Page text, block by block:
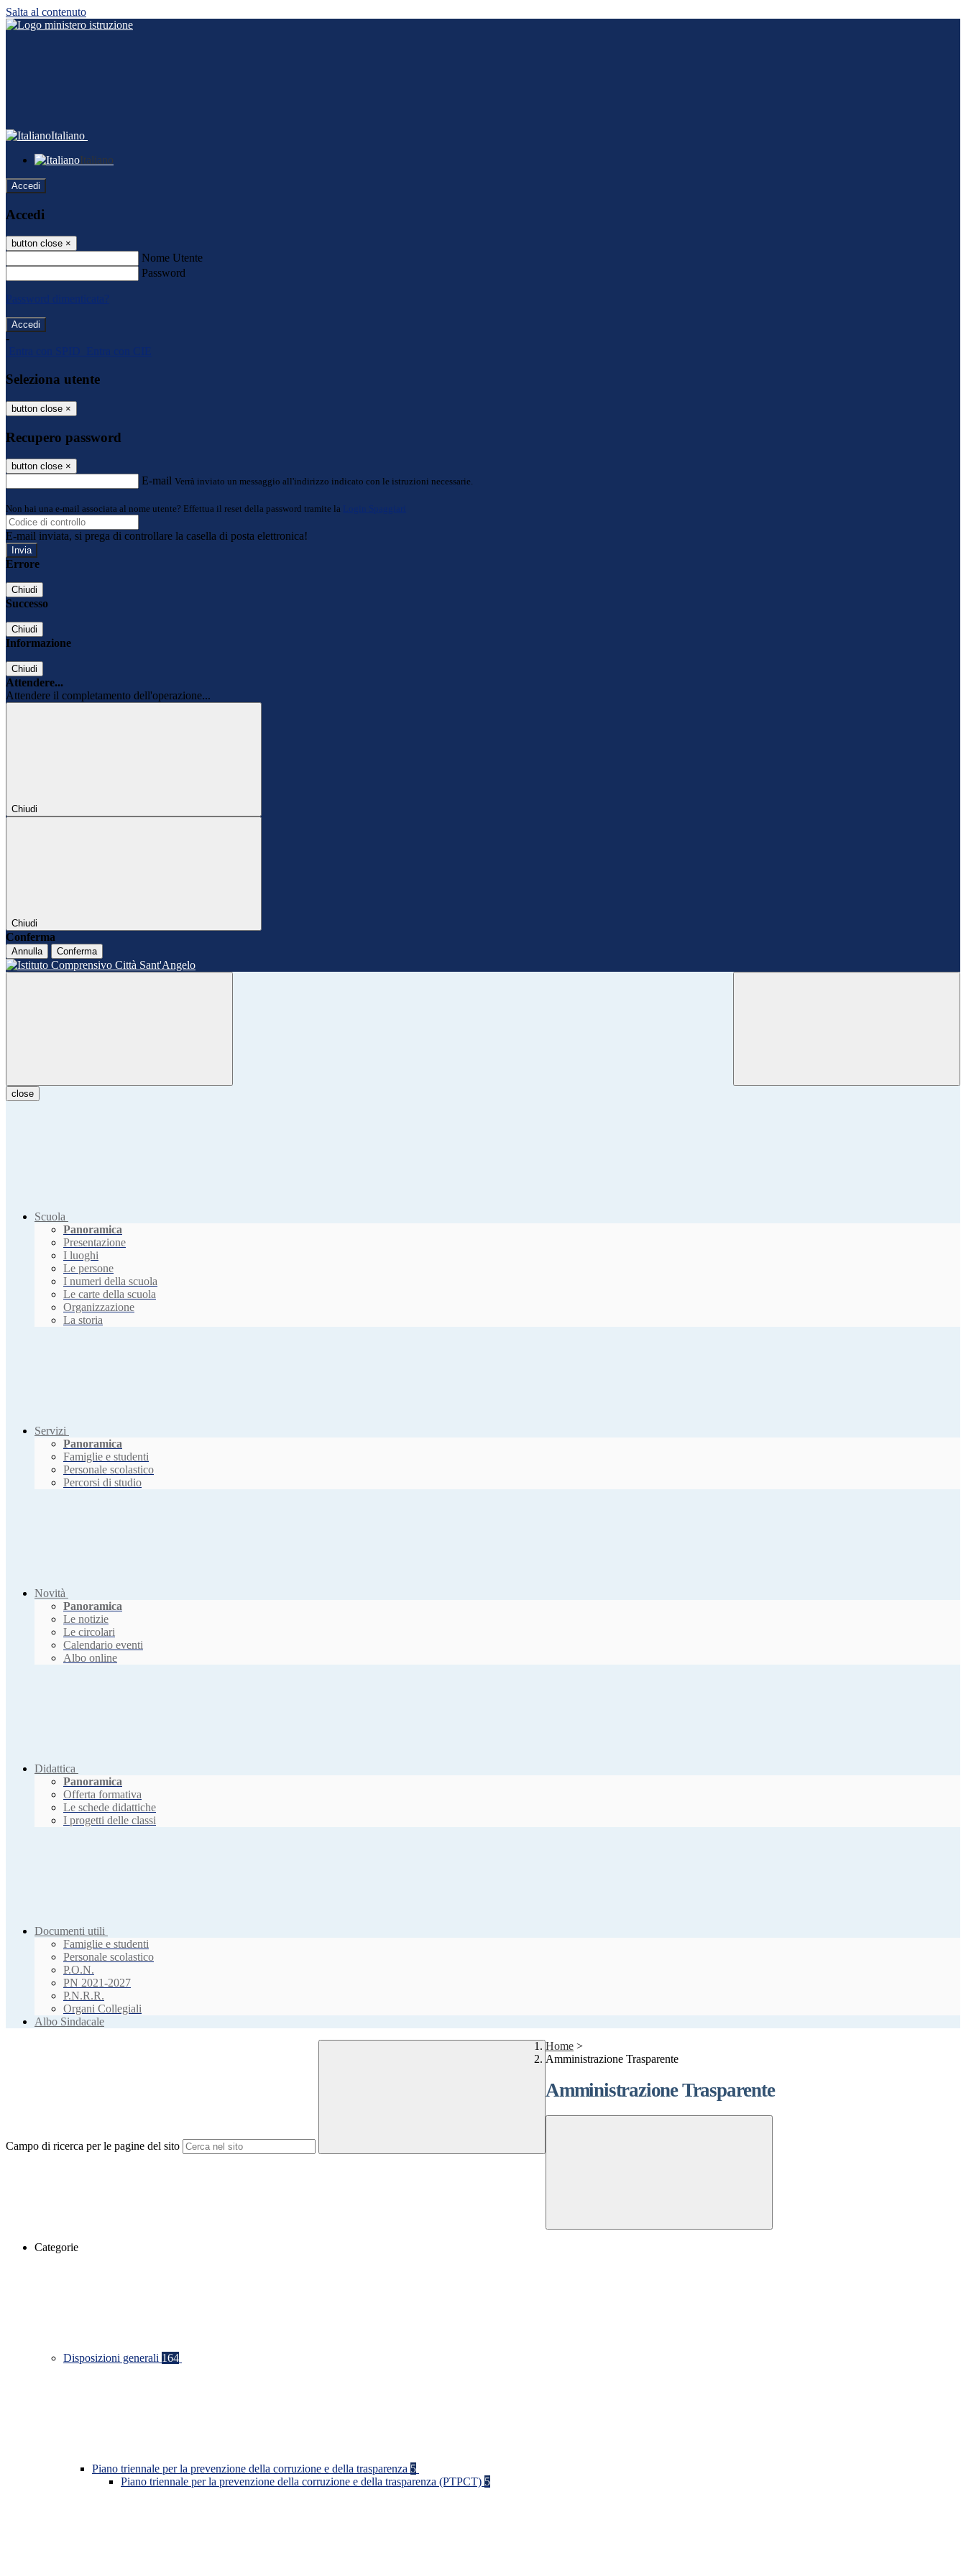
Salta al contenuto
Italiano
Italiano
Accedi
Accedi
button close ×
Nome Utente
Password
Password dimenticata?
-
Entra con SPID
Entra con CIE
Seleziona utente
button close ×
Recupero password
button close ×
E-mail Verrà inviato un messaggio all'indirizzo indicato con le istruzioni necessarie.
Non hai una e-mail associata al nome utente? Effettua il reset della password tramite la Login Spaggiari
E-mail inviata, si prega di controllare la casella di posta elettronica!
Errore
Chiudi
Successo
Chiudi
Informazione
Chiudi
Attendere...
Attendere il completamento dell'operazione...
Chiudi
Chiudi
Conferma
Annulla Conferma
close
Scuola
Panoramica
Presentazione
I luoghi
Le persone
I numeri della scuola
Le carte della scuola
Organizzazione
La storia
Servizi
Panoramica
Famiglie e studenti
Personale scolastico
Percorsi di studio
Novità
Panoramica
Le notizie
Le circolari
Calendario eventi
Albo online
Didattica
Panoramica
Offerta formativa
Le schede didattiche
I progetti delle classi
Documenti utili
Famiglie e studenti
Personale scolastico
P.O.N.
PN 2021-2027
P.N.R.R.
Organi Collegiali
Albo Sindacale
Campo di ricerca per le pagine del sito
Home >
Amministrazione Trasparente
Amministrazione Trasparente
Categorie
Disposizioni generali 164
Piano triennale per la prevenzione della corruzione e della trasparenza 5
Piano triennale per la prevenzione della corruzione e della trasparenza (PTPCT) 5